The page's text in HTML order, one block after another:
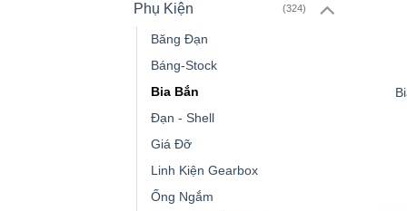
Phụ Kiện (324)
Băng Đạn
Báng-Stock
Bia Bắn
Đạn - Shell
Giá Đỡ
Linh Kiện Gearbox
Ống Ngắm